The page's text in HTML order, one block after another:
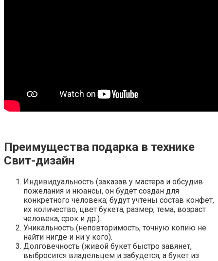
Преимущества подарка в технике
Свит-дизайн
Индивидуальность (заказав у мастера и обсудив
пожелания и нюансы, он будет создан для
конкретного человека; будут учтены состав конфет,
их количество, цвет букета, размер, тема, возраст
человека, срок и др.).
Уникальность (неповторимость, точную копию не
найти нигде и ни у кого).
Долговечность (живой букет быстро завянет,
выбросится владельцем и забудется, а букет из